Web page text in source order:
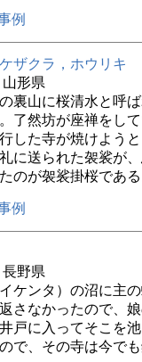
例
ザクラ，ホウリキ
山形県
裏山に桜清水と呼
了然坊が座禅をし
した寺が焼けよう
に送られた袈裟が
のが袈裟掛桜である
例
長野県
ケンタ）の沼に主
さなかったので、
戸に入ってそこを
で、その寺は今で